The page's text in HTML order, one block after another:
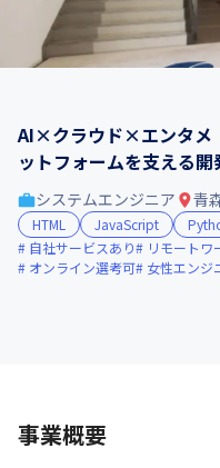
AI×クラウド×エンタメ
ットフォームを支える
システムエンジニア 青
HTML JavaScript
自社サービスあり
リモートワ
オンライン選考可
女性エンジ
事業概要